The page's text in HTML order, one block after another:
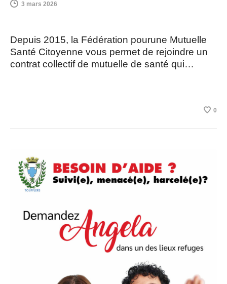
3 mars 2026
Depuis 2015, la Fédération pourune Mutuelle
Santé Citoyenne vous permet de rejoindre un
contrat collectif de mutuelle de santé qui…
0